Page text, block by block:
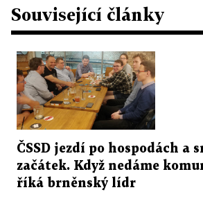
Související články
ČSSD jezdí po hospodách a
začátek. Když nedáme
říká brněnský lídr